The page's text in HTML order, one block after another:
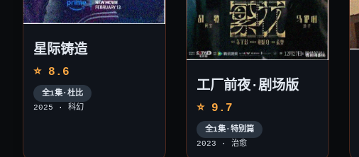
星际铸造
⭐ 8.6
全1集·杜比
2025 · 科幻
工厂前夜·剧场版
⭐ 9.7
全1集·特别篇
2023 · 治愈